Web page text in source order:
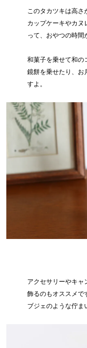
このタカツキは高さ
カップケーキやカヌ
って、おやつの時間
和菓子を乗せて和
鏡餅を乗せたり、お
すよ。
アクセサリーやキャ
飾るのもオススメで
ブジェのような佇ま